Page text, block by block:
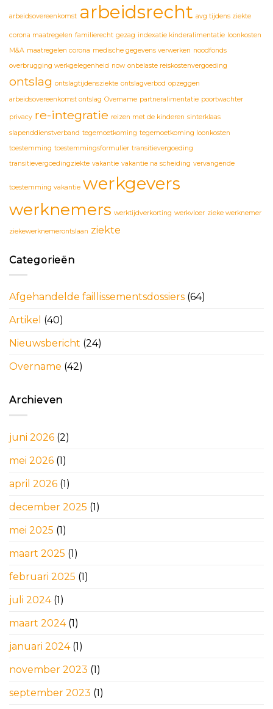
arbeidsovereenkomst arbeidsrecht avg tijdens ziekte
corona maatregelen familierecht gezag indexatie kinderalimentatie loonkosten
M&A maatregelen corona medische gegevens verwerken noodfonds
overbrugging werkgelegenheid now onbelaste reiskostenvergoeding
ontslag ontslagtijdensziekte ontslagverbod opzeggen
arbeidsovereenkomst ontslag Overname partneralimentatie poortwachter
privacy re-integratie reizen met de kinderen sinterklaas
slapenddienstverband tegemoetkoming tegemoetkoming loonkosten
toestemming toestemmingsformulier transitievergoeding
transitievergoedingziekte vakantie vakantie na scheiding vervangende
toestemming vakantie werkgevers
werknemers werktijdverkorting werkvloer zieke werknemer
ziekewerknemerontslaan ziekte
Categorieën
Afgehandelde faillissementsdossiers (64)
Artikel (40)
Nieuwsbericht (24)
Overname (42)
Archieven
juni 2026 (2)
mei 2026 (1)
april 2026 (1)
december 2025 (1)
mei 2025 (1)
maart 2025 (1)
februari 2025 (1)
juli 2024(1)
maart 2024(1)
januari 2024(1)
november 2023 (1)
september 2023 (1)